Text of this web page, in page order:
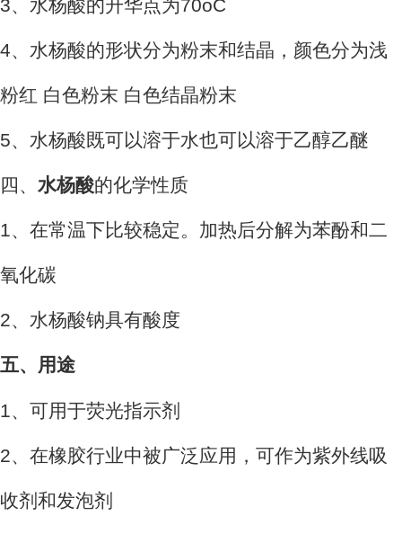
3、水杨酸的升华点为70oC
4、水杨酸的形状分为粉末和结晶，颜色分为浅
粉红 白色粉末 白色结晶粉末
5、水杨酸既可以溶于水也可以溶于乙醇乙醚
四、 水杨酸的化学性质
1、在常温下比较稳定。加热后分解为苯酚和二
氧化碳
2、水杨酸钠具有酸度
五、用途
1、可用于荧光指示剂
2、在橡胶行业中被广泛应用，可作为紫外线吸
收剂和发泡剂